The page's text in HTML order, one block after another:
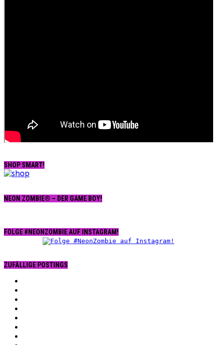
SHOP SMART!
NEON ZOMBIE® – DER GAME BOY!
FOLGE #NEONZOMBIE AUF INSTAGRAM!
ZUFÄLLIGE POSTINGS